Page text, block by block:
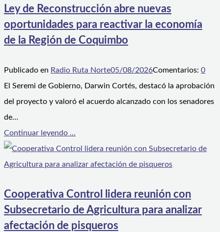
Ley de Reconstrucción abre nuevas
oportunidades para reactivar la economía
de la Región de Coquimbo
Publicado en Radio Ruta Norte05/08/2026Comentarios: 0
El Seremi de Gobierno, Darwin Cortés, destacó la aprobación
del proyecto y valoró el acuerdo alcanzado con los senadores
de…
Continuar leyendo ...
Cooperativa Control lidera reunión con
Subsecretario de Agricultura para analizar
afectación de pisqueros